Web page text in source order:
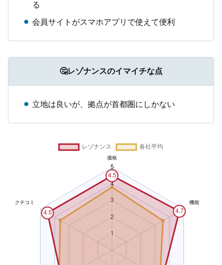
る
会員サイトがスマホアプリで使えて便利
🤔レゾナンスのイマイチな点
立地は良いが、拠点が首都圏にしかない